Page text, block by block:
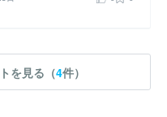
を見る（4件）